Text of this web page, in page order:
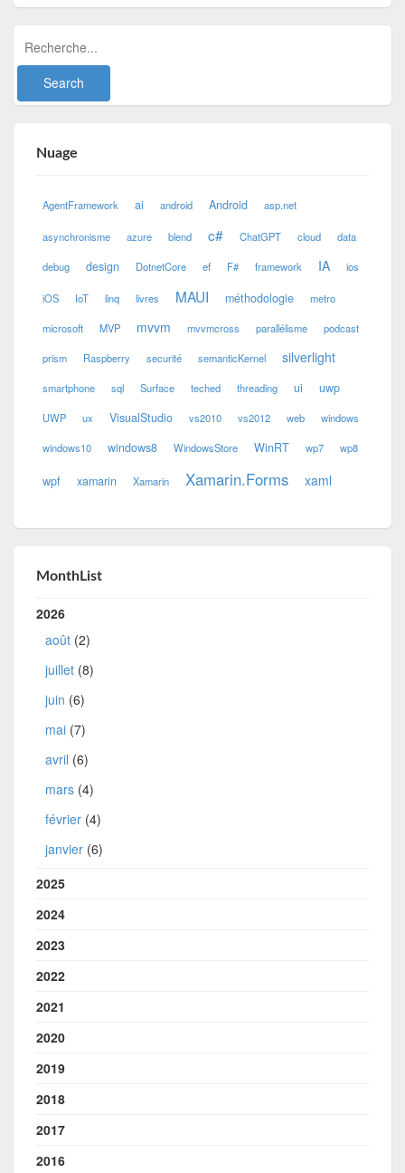
Nuage
AgentFramework ai android Android asp.net
asynchronisme azure blend c# ChatGPT cloud data
debug design DotnetCore ef F# framework IA ios
iOS IoT linq livres MAUI méthodologie metro
microsoft MVP mvvm mvvmcross parallélisme podcast
prism Raspberry securité semanticKernel silverlight
smartphone sql Surface teched threading ui uwp
UWP ux VisualStudio vs2010 vs2012 web windows
windows10 windows8 WindowsStore WinRT wp7 wp8
wpf xamarin Xamarin Xamarin.Forms xaml
MonthList
2026
août (2)
juillet (8)
juin (6)
mai (7)
avril (6)
mars (4)
février (4)
janvier (6)
2025
2024
2023
2022
2021
2020
2019
2018
2017
2016